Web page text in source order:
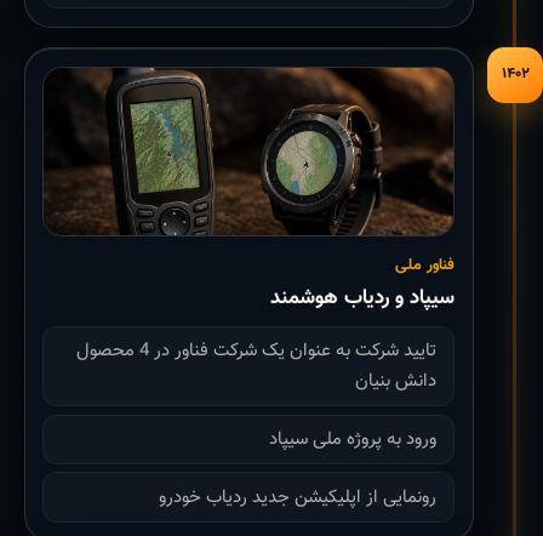
۱۴۰۲
فناور ملی
سیپاد و ردیاب هوشمند
تایید شرکت به عنوان یک شرکت فناور در 4 محصول
دانش بنیان
ورود به پروژه ملی سیپاد
رونمایی از اپلیکیشن جدید ردیاب خودرو